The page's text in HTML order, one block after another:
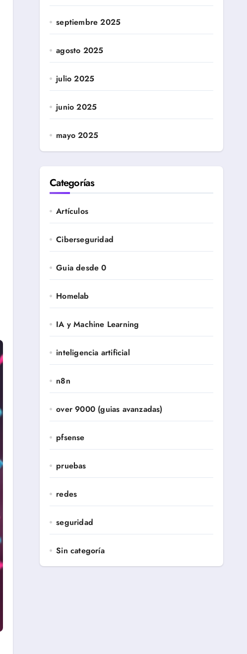
septiembre 2025
agosto 2025
julio 2025
junio 2025
mayo 2025
Categorías
Artículos
Ciberseguridad
Guia desde 0
Homelab
IA y Machine Learning
inteligencia artificial
n8n
over 9000 (guias avanzadas)
pfsense
pruebas
redes
seguridad
Sin categoría